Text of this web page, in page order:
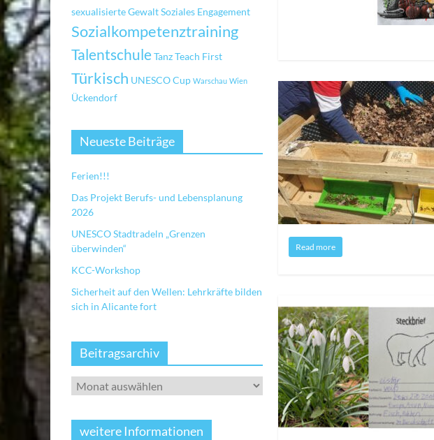
Read more
sexualisierte GewaltSoziales Engagement
Sozialkompetenztraining
TalentschuleTanzTeach First
Türkisch UNESCO Cup Warschau Wien
Ückendorf
Neueste Beiträge
Ferien!!!
Das Projekt Berufs- und Lebensplanung
2026
UNESCO Stadtradeln „Grenzen
überwinden“
KCC-Workshop
Sicherheit auf den Wellen: Lehrkräfte bilden
sich in Alicante fort
Beitragsarchiv
weitere Informationen